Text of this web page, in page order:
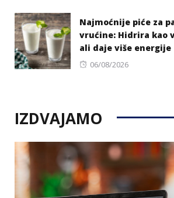
Najmoćnije piće za
vrućine: Hidrira kao
ali daje više energije
Posted
06/08/2026
IZDVAJAMO